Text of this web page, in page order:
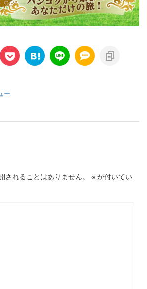
ー
されることはありません。 ※ が付いてい